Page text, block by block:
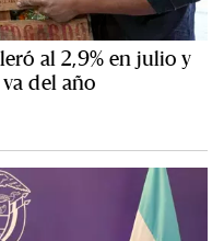
al 2,9% en julio y
del año